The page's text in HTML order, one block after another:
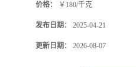
价格： ￥180/千克
发布日期： 2025-04-21
更新日期： 2026-08-07